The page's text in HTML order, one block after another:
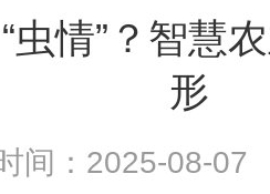
虫情”？智慧
形
间：2025-08-